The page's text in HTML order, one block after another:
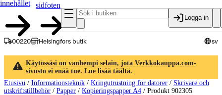
innehållet
sidfoten
Logga in
00220 Helsingfors butik sv
Käytössäsi on vanhempi selain, jota Verkkokauppa.com-
sivusto ei enää tue. Lue lisää täältä.
Etusivu / Informationsteknik / Kringutrustning för datorer / Skrivare och
utskriftstillbehör / Papper / Kopieringspapper A4 / Produkt 902305